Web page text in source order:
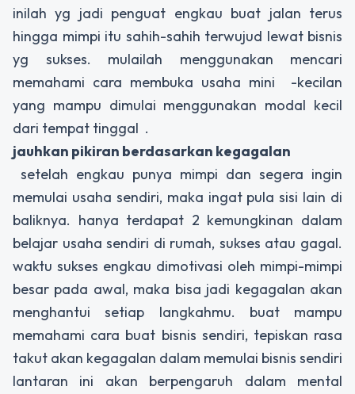
inilah yg jadi penguat engkau buat jalan terus
hingga mimpi itu sahih-sahih terwujud lewat bisnis
yg sukses. mulailah menggunakan mencari
memahami cara membuka usaha mini -kecilan
yang mampu dimulai menggunakan modal kecil
dari tempat tinggal .
jauhkan pikiran berdasarkan kegagalan
setelah engkau punya mimpi dan segera ingin
memulai usaha sendiri, maka ingat pula sisi lain di
baliknya. hanya terdapat 2 kemungkinan dalam
belajar usaha sendiri di rumah, sukses atau gagal.
waktu sukses engkau dimotivasi oleh mimpi-mimpi
besar pada awal, maka bisa jadi kegagalan akan
menghantui setiap langkahmu. buat mampu
memahami cara buat bisnis sendiri, tepiskan rasa
takut akan kegagalan dalam memulai bisnis sendiri
lantaran ini akan berpengaruh dalam mental